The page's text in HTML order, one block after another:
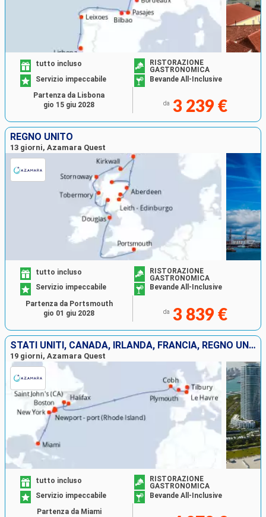
tutto incluso
RISTORAZIONE
GASTRONOMICA
Servizio impeccabile
Bevande All-Inclusive
da 3 239 €
Partenza da Lisbona
gio 15 giu 2028
REGNO UNITO
13 giorni, Azamara Quest
tutto incluso
RISTORAZIONE
GASTRONOMICA
Servizio impeccabile
Bevande All-Inclusive
da 3 839 €
Partenza da Portsmouth
gio 01 giu 2028
STATI UNITI, CANADA, IRLANDA, FRANCIA, REGNO UNITO
19 giorni, Azamara Quest
tutto incluso
RISTORAZIONE
GASTRONOMICA
Servizio impeccabile
Bevande All-Inclusive
Partenza da Miami